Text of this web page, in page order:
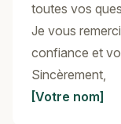
toutes vos
Je vous
confiance et
Sincèrement,
[Votre nom]